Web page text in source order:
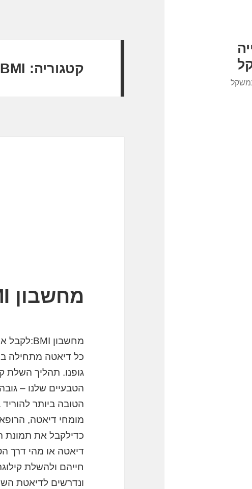
קטגוריה: BMI
מחשבון BMI לדיאטה
מחשבון BMI:לקבל את תמונת המצב המדויקת בנקודת הזינוק לכל דיאטה
כל דיאטה מתחילה
גופנו. תהליך השלת
הטבעיים שלנו –
הטובה ביותר
כדילקבל את תמונת
ונדרשים לדיאטת